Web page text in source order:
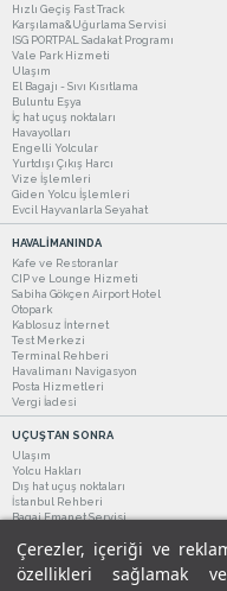
Çerezler, içeriği ve
özellikleri sağlamak
Hızlı Geçiş Fast Track
Karşılama&Uğurlama Servisi
ISG PORTPAL Sadakat Programı
Vale Park Hizmeti
Ulaşım
El Bagajı - Sıvı Kısıtlama
Buluntu Eşya
İç hat uçuş noktaları
Havayolları
Engelli Yolcular
Yurtdışı Çıkış Harcı
Vize İşlemleri
Giden Yolcu İşlemleri
Evcil Hayvanlarla Seyahat
HAVALİMANINDA
Kafe ve Restoranlar
CIP ve Lounge Hizmeti
Sabiha Gökçen Airport Hotel
Otopark
Kablosuz İnternet
Test Merkezi
Terminal Rehberi
Havalimanı Navigasyon
Posta Hizmetleri
Vergi İadesi
UÇUŞTAN SONRA
Ulaşım
Yolcu Hakları
Dış hat uçuş noktaları
İstanbul Rehberi
Bagaj Emanet Servisi